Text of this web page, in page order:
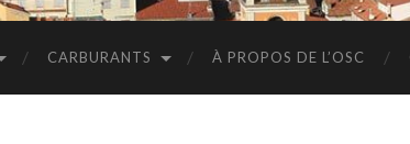
CARBURANTS À PROPOS DE L’OSC